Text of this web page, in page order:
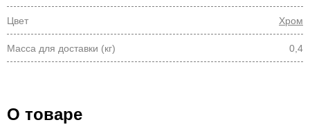
Цвет Хром
Масса для доставки (кг) 0,4
О товаре